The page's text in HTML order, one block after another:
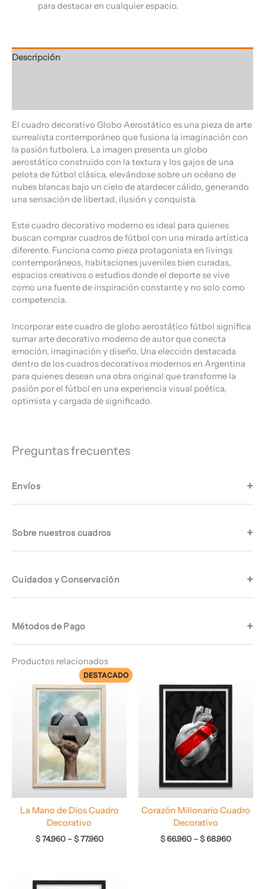
para destacar en cualquier espacio.
Descripción
El cuadro decorativo Globo Aerostático es una pieza de arte
surrealista contemporáneo que fusiona la imaginación con
la pasión futbolera. La imagen presenta un globo
aerostático construido con la textura y los gajos de una
pelota de fútbol clásica, elevándose sobre un océano de
nubes blancas bajo un cielo de atardecer cálido, generando
una sensación de libertad, ilusión y conquista.
Este cuadro decorativo moderno es ideal para quienes
buscan comprar cuadros de fútbol con una mirada artística
diferente. Funciona como pieza protagonista en livings
contemporáneos, habitaciones juveniles bien curadas,
espacios creativos o estudios donde el deporte se vive
como una fuente de inspiración constante y no solo como
competencia.
Incorporar este cuadro de globo aerostático fútbol significa
sumar arte decorativo moderno de autor que conecta
emoción, imaginación y diseño. Una elección destacada
dentro de los cuadros decorativos modernos en Argentina
para quienes desean una obra original que transforme la
pasión por el fútbol en una experiencia visual poética,
optimista y cargada de significado.
Preguntas frecuentes
Envíos
Sobre nuestros cuadros
Cuidados y Conservación
Métodos de Pago
Productos relacionados
DESTACADO
La Mano de Dios Cuadro
Decorativo
$74.960 – $77.960
Rango
de
Corazón Millonario Cuadro
Decorativo
$66.960 –$68.960
de
de